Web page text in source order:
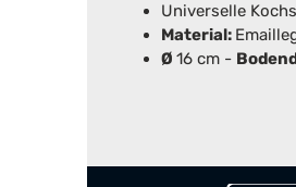
Universelle
Material:
Ø 16 cm -